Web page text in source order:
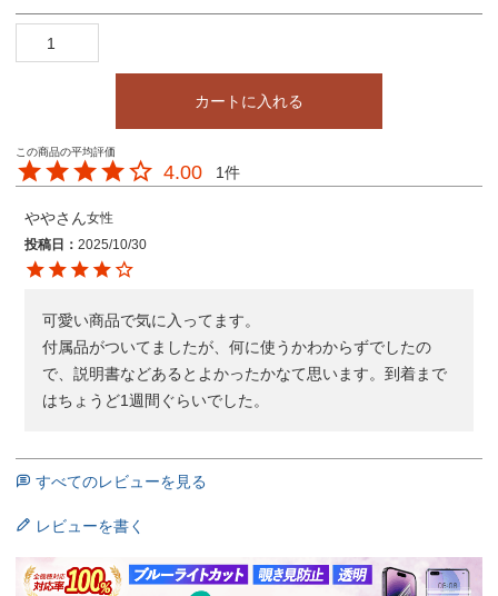
カートに入れる
4.00 1
やや
女性
投稿日
2025/10/30
可愛い商品で気に入ってます。
付属品がついてましたが、何に使うかわからずでしたの
で、説明書などあるとよかったかなて思います。到着まで
はちょうど1週間ぐらいでした。
すべてのレビューを見る
レビューを書く